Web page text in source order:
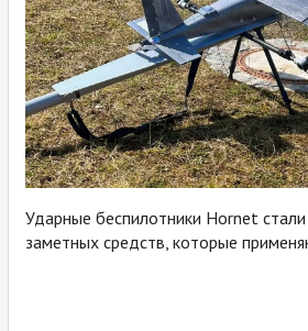
Ударные беспилотники Hornet
заметных средств, которые